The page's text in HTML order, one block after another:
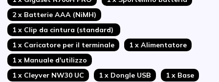
2 x Batterie AAA (NiMH)
1 x Clip da cintura (standard)
1 x Caricatore per il terminale
1 x Alimentatore
1 x Manuale d'utilizzo
1 x Cleyver NW30 UC
1 x Dongle USB
1 x Base